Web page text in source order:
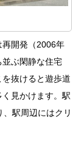
開発（2006年
ぶ閑静な住宅
抜けると遊歩道
見かけます。駅
駅周辺にはクリ